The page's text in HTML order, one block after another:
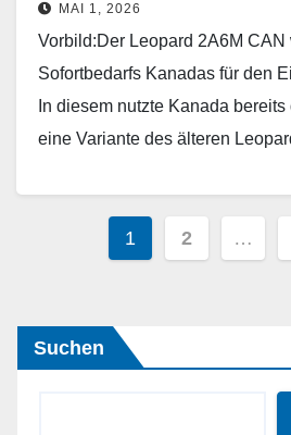
MAI 1, 2026
Vorbild:Der Leopard 2A6M
Sofortbedarfs Kanadas für den
In diesem nutzte Kanada
eine Variante des älteren
der
1 2 …
Suchen